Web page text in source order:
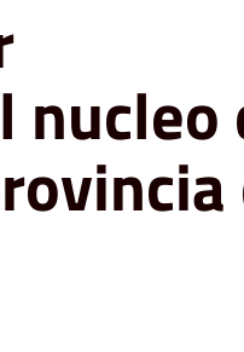
nucleo